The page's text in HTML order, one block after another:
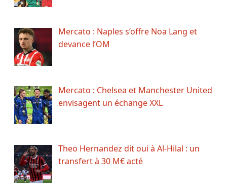
Mercato : Naples s’offre Noa Lang et
devance l’OM
Mercato : Chelsea et Manchester United
envisagent un échange XXL
Theo Hernandez dit oui à Al-Hilal : un
transfert à 30 M€ acté